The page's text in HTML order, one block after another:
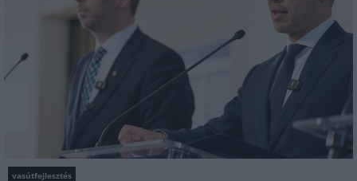
vasútfejlesztés